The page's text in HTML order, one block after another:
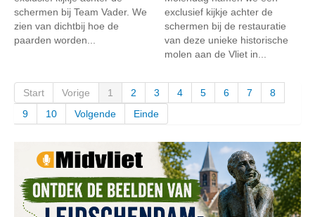
schermen bij Team Vader. We
zien van dichtbij hoe de
paarden worden...
exclusief kijkje achter de
schermen bij de restauratie
van deze unieke historische
molen aan de Vliet in...
Start Vorige 1 2 3 4 5 6 7
8
9
10 Volgende Einde